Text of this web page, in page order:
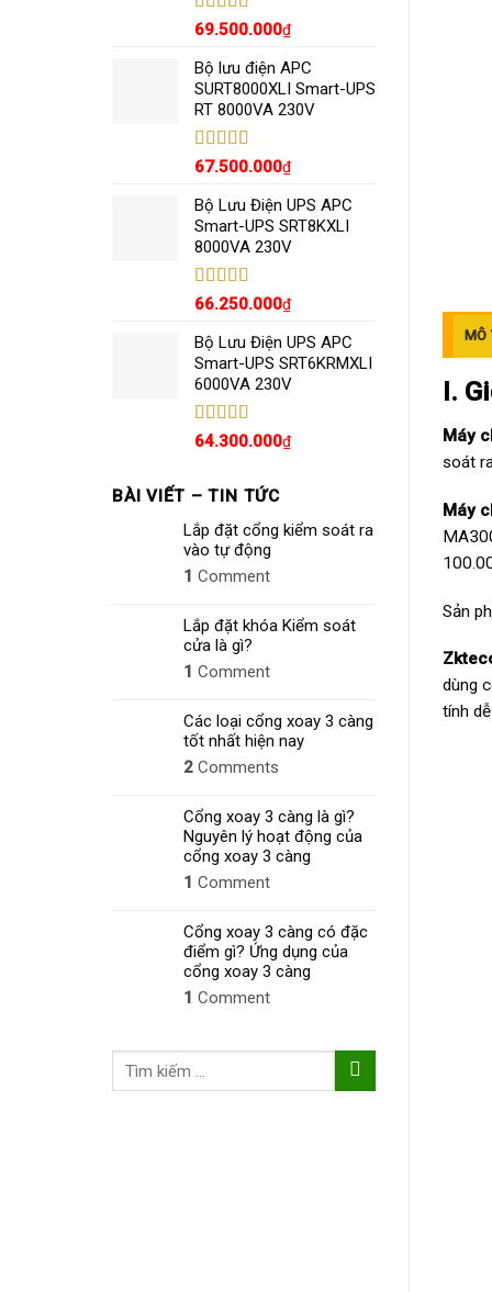
Được xếp
sao
69.500.000₫
Bộ lưu điện APC
SURT8000XLI Smart-UPS
RT 8000VA 230V
Được xếp
sao
67.500.000₫
Bộ Lưu Điện UPS APC
Smart-UPS SRT8KXLI
8000VA 230V
Được xếp
sao
66.250.000₫
Bộ Lưu Điện UPS APC
Smart-UPS SRT6KRMXLI
6000VA 230V
Được xếp
64.300.000₫
BÀI VIẾT – TIN TỨC
Lắp đặt cổng kiểm soát ra
vào tự động
1 Comment
Lắp đặt khóa Kiểm soát
cửa là gì?
1 Comment
Các loại cổng xoay 3 càng
tốt nhất hiện nay
2 Comments
Cổng xoay 3 càng là gì?
Nguyên lý hoạt động của
cổng xoay 3 càng
1 Comment
Cổng xoay 3 càng có đặc
điểm gì? Ứng dụng của
cổng xoay 3 càng
1 Comment
Tìm
MÔ
I.
Máy
soát
Máy
Sản
dùng
tính